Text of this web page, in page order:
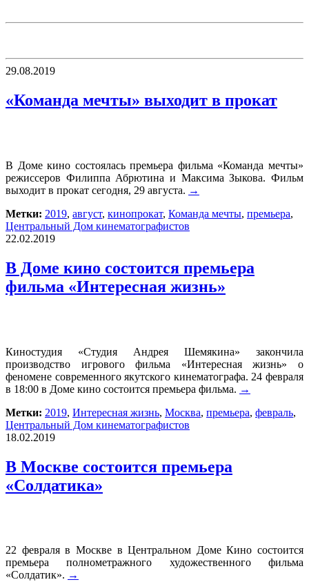
29.08.2019
«Команда мечты» выходит в прокат
В Доме кино состоялась премьера фильма «Команда мечты»
режиссеров Филиппа Абрютина и Максима Зыкова. Фильм
выходит в прокат сегодня, 29 августа. →
Метки: 2019, август, кинопрокат, Команда мечты, премьера,
Центральный Дом кинематографистов
22.02.2019
В Доме кино состоится премьера
фильма «Интересная жизнь»
Киностудия «Студия Андрея Шемякина» закончила
производство игрового фильма «Интересная жизнь» о
феномене современного якутского кинематографа. 24 февраля
в 18:00 в Доме кино состоится премьера фильма. →
Метки: 2019, Интересная жизнь, Москва, премьера, февраль,
Центральный Дом кинематографистов
18.02.2019
В Москве состоится премьера
«Солдатика»
22 февраля в Москве в Центральном Доме Кино состоится
премьера полнометражного художественного фильма
«Солдатик». →